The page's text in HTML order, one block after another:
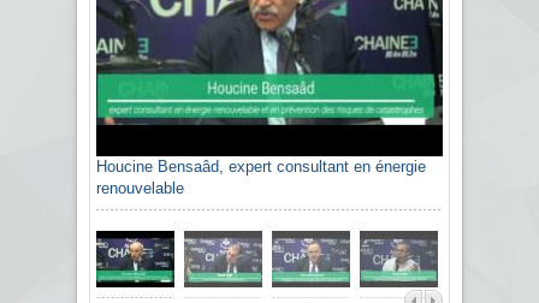
Houcine Bensaâd, expert consultant en énergie
renouvelable